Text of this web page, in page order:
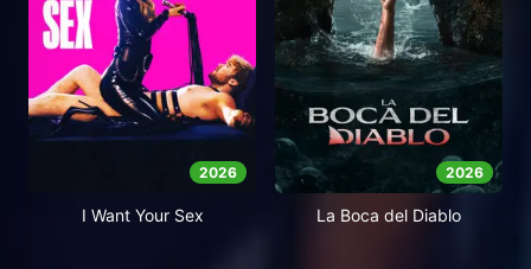
2026
I Want Your Sex
2026
La Boca del Diablo